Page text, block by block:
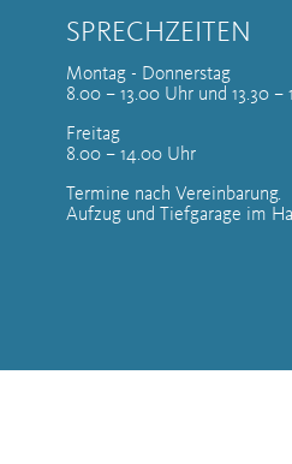
SPRECHZEITEN
Montag - Donnerstag
8.00 – 13.00 Uhr und 13.30 –
Freitag
8.00 – 14.00 Uhr
Termine nach Vereinbarung.
Aufzug und Tiefgarage im